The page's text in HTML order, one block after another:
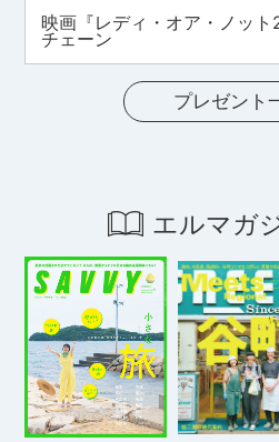
映画『レディ・オア・ノッ
チェーン
プレゼント
エルマガ